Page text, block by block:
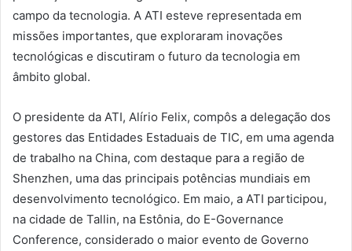
campo da tecnologia. A ATI esteve representada em
missões importantes, que exploraram inovações
tecnológicas e discutiram o futuro da tecnologia em
âmbito global.
O presidente da ATI, Alírio Felix, compôs a delegação dos
gestores das Entidades Estaduais de TIC, em uma agenda
de trabalho na China, com destaque para a região de
Shenzhen, uma das principais potências mundiais em
desenvolvimento tecnológico. Em maio, a ATI participou,
na cidade de Tallin, na Estônia, do E-Governance
Conference, considerado o maior evento de Governo